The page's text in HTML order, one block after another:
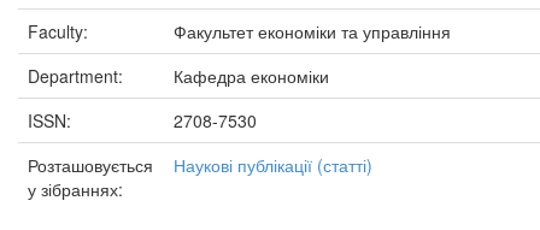
Faculty:
Факультет економіки та управління
Department:
Кафедра економіки
ISSN:
2708-7530
Розташовується
у зібраннях:
Наукові публікації (статті)